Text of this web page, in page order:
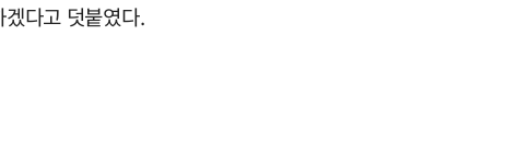
다고 덧붙였다.